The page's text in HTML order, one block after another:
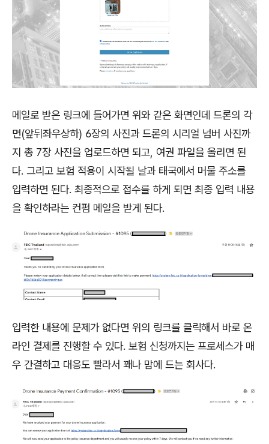
메일로 받은 링크에 들어가면 위와 같은 화면인데 드론의 각
면(앞뒤좌우상하) 6장의 사진과 드론의 시리얼 넘버 사진까
지 총 7장 사진을 업로드하면 되고, 여권 파일을 올리면 된
다. 그리고 보험 적용이 시작될 날과 태국에서 머물 주소를
입력하면 된다. 최종적으로 접수를 하게 되면 최종 입력 내용
을 확인하라는 컨펌 메일을 받게 된다.
입력한 내용에 문제가 없다면 위의 링크를 클릭해서 바로 온
라인 결제를 진행할 수 있다. 보험 신청까지는 프로세스가 매
우 간결하고 대응도 빨라서 꽤나 맘에 드는 회사다.